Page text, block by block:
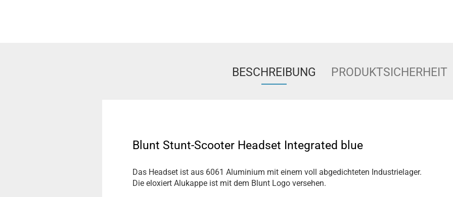
BESCHREIBUNG PRODUKTSICHERHEIT
Blunt Stunt-Scooter Headset Integrated blue
Das Headset ist aus 6061 Aluminium mit einem voll abgedichteten Industrielager.
Die eloxiert Alukappe ist mit dem Blunt Logo versehen.